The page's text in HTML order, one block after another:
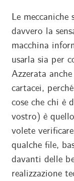
Le meccaniche
davvero la
macchina
usarla sia per
Azzerata
cartacei,
cose che chi è
vostro) è
volete
qualche file,
davanti delle
realizzazione